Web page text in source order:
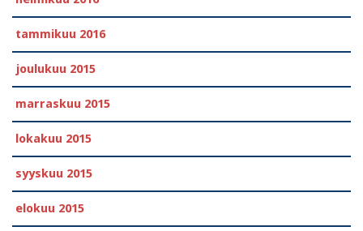
tammikuu 2016
joulukuu 2015
marraskuu 2015
lokakuu 2015
syyskuu 2015
elokuu 2015